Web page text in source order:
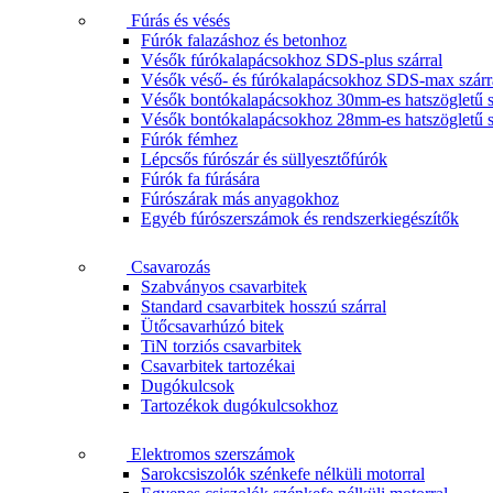
Fúrás és vésés
Fúrók falazáshoz és betonhoz
Vésők fúrókalapácsokhoz SDS-plus szárral
Vésők véső- és fúrókalapácsokhoz SDS-max
Vésők bontókalapácsokhoz 30mm-es hatszögletű
Vésők bontókalapácsokhoz 28mm-es hatszögletű
Fúrók fémhez
Lépcsős fúrószár és süllyesztőfúrók
Fúrók fa fúrására
Fúrószárak más anyagokhoz
Egyéb fúrószerszámok és rendszerkiegészítők
Csavarozás
Szabványos csavarbitek
Standard csavarbitek hosszú szárral
Ütőcsavarhúzó bitek
TiN torziós csavarbitek
Csavarbitek tartozékai
Dugókulcsok
Tartozékok dugókulcsokhoz
Elektromos szerszámok
Sarokcsiszolók szénkefe nélküli motorral